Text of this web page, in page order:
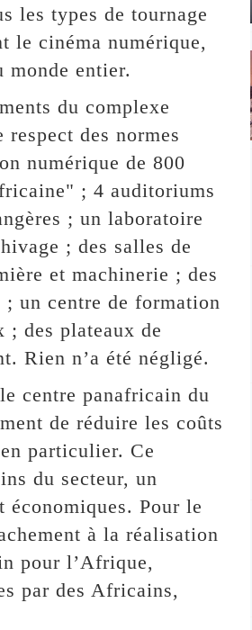
les types de tournage
le cinéma numérique,
monde entier.
du complexe
des normes
numérique de 800
; 4 auditoriums
; un laboratoire
; des salles de
et machinerie ; des
; un centre de formation
; des plateaux de
Rien n’a été négligé.
centre panafricain du
de réduire les coûts
particulier. Ce
du secteur, un
Pour le
à la réalisation
pour l’Afrique,
par des Africains,